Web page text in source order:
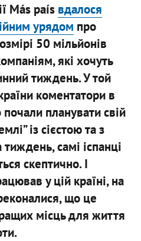
Más país вдалося
урядом про
50 мільйонів
які хочуть
тиждень. У той
коментатори в
планувати свій
із сієстою та з
самі іспанці
скептично. І
у цій країні, на
що це
місць для життя